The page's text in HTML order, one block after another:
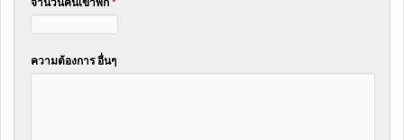
จำนวนคนเข้าพัก *
ความต้องการ อื่นๆ